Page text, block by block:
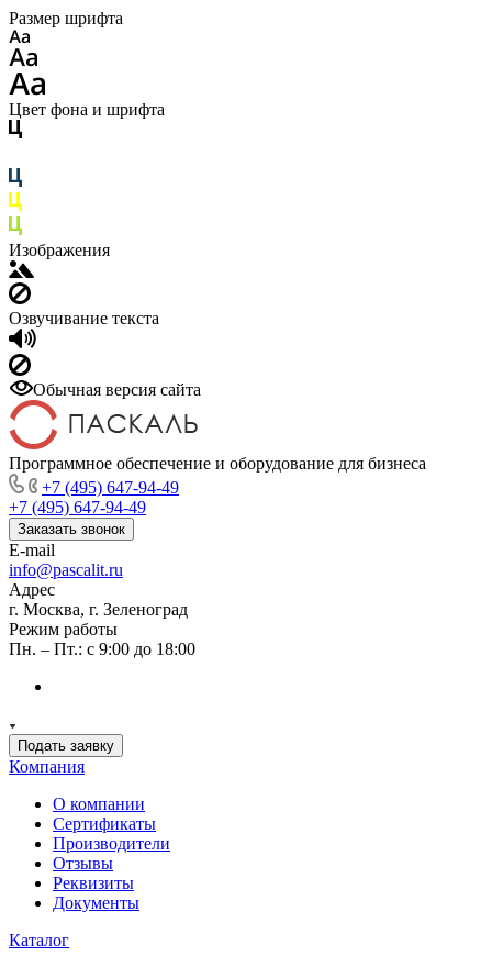
Размер шрифта
Цвет фона и шрифта
Изображения
Озвучивание текста
Обычная версия сайта
Программное обеспечение и оборудование для бизнеса
+7 (495) 647-94-49
+7 (495) 647-94-49
Заказать звонок
E-mail
info@pascalit.ru
Адрес
г. Москва, г. Зеленоград
Режим работы
Пн. – Пт.: с 9:00 до 18:00
Подать заявку
Компания
О компании
Сертификаты
Производители
Отзывы
Реквизиты
Документы
Каталог